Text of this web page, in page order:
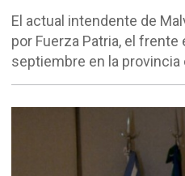
El actual intendente de
por Fuerza Patria, el
septiembre en la provincia